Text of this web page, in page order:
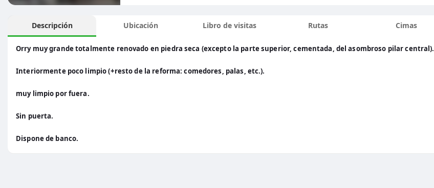
Descripción
Orry muy grande totalmente renovado en piedra seca (excepto la parte superior, cementada, del asombroso pilar central).
Interiormente poco limpio (+resto de la reforma: comedores, palas, etc.).
muy limpio por fuera.
Sin puerta.
Dispone de banco.
Ubicación Libro de visitas Rutas
Cimas